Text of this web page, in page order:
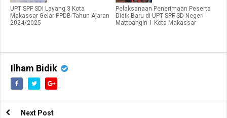
UPT SPF SDI Layang 3 Kota
Makassar Gelar PPDB Tahun Ajaran
2024/2025
Pelaksanaan Penerimaan Peserta
Didik Baru di UPT SPF SD Negeri
Mattoangin 1 Kota Makassar
Ilham Bidik
Next Post